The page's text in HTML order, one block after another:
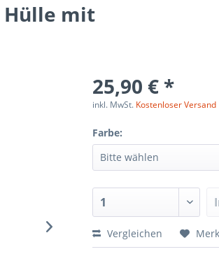
Hülle mit
25,90 € *
inkl. MwSt. Kostenloser Versand
Farbe:
Vergleichen